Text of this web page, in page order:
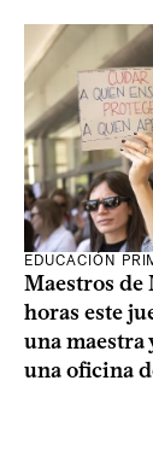
EDUCACIÓN
Maestros de
horas este
una
una oficina